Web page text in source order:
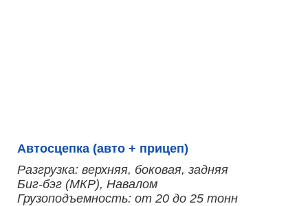
Автосцепка (авто + прицеп)
Разгрузка: верхняя, боковая, задняя
Биг-бэг (МКР), Навалом
Грузоподъемность: от 20 до 25 тонн